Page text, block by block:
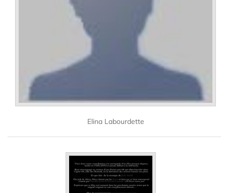
Elina Labourdette